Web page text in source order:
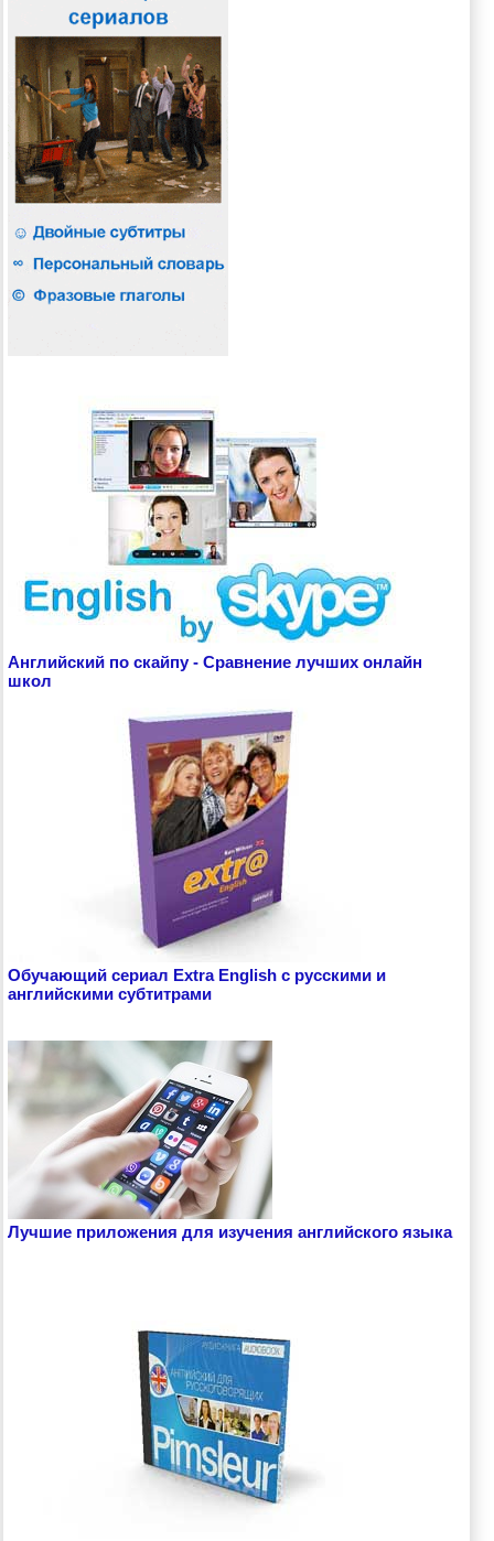
Английский по скайпу - Сравнение лучших онлайн
школ
Обучающий сериал Extra English с русскими и
английскими субтитрами
Лучшие приложения для изучения английского языка